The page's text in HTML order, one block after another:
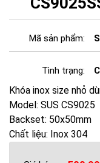
Mã sản phẩm:
Tình trạng:
Khóa inox size nhỏ
Model: SUS CS9025
Backset: 50x50mm
Chất liệu: Inox 304